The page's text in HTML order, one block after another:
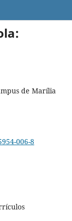
de Marília
006-8